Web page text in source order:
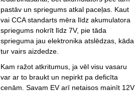
pastāv un spriegums atkal paceļas. Kaut
vai CCA standarts mēra līdz akumulatora
spriegums nokrīt līdz 7V, pie tāda
sprieguma jau elektronika atslēdzas, kāda
tur vairs aizdedze.
Kam ražot atkritumus, ja vēl visu vasaru
var ar to braukt un nepirkt pa deficīta
cenām. Savam EV arī netaisos mainīt 12V